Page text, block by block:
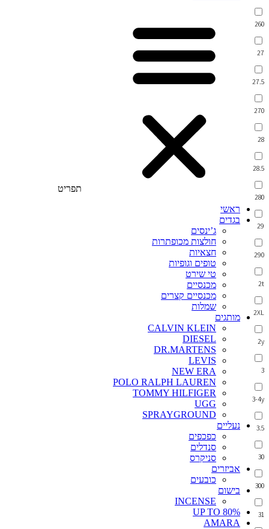
260
27
27.5
270
28
28.5
280
29
290
2t
2XL
2y
3
3-4y
3.5
30
300
31
תפריט
ראשי
בגדים
ג’ינסים
חולצות מכופתרות
חצאיות
טופים וגופיות
טי שירט
מכנסיים
מכנסיים קצרים
שמלות
מותגים
CALVIN KLEIN
DIESEL
DR.MARTENS
LEVIS
NEW ERA
POLO RALPH LAUREN
TOMMY HILFIGER
UGG
SPRAYGROUND
נעליים
כפכפים
סנדלים
סניקרס
אביזרים
כובעים
בישום
INCENSE
UP TO 80%
AMARA